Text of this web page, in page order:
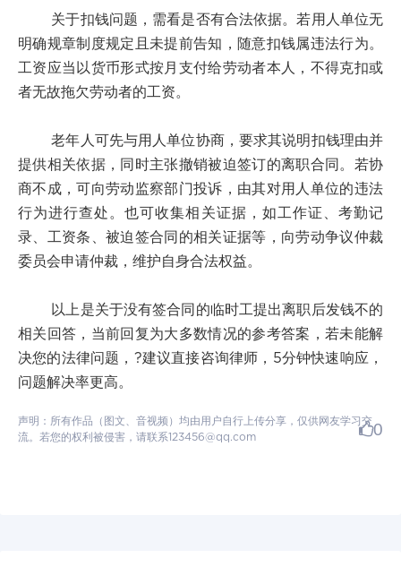
关于扣钱问题，需看是否有合法依据。若用人单位无
明确规章制度规定且未提前告知，随意扣钱属违法行为。
工资应当以货币形式按月支付给劳动者本人，不得克扣或
者无故拖欠劳动者的工资。
老年人可先与用人单位协商，要求其说明扣钱理由并
提供相关依据，同时主张撤销被迫签订的离职合同。若协
商不成，可向劳动监察部门投诉，由其对用人单位的违法
行为进行查处。也可收集相关证据，如工作证、考勤记
录、工资条、被迫签合同的相关证据等，向劳动争议仲裁
委员会申请仲裁，维护自身合法权益。
以上是关于没有签合同的临时工提出离职后发钱不的
相关回答，当前回复为大多数情况的参考答案，若未能解
决您的法律问题，?建议直接咨询律师，5分钟快速响应，
问题解决率更高。
声明：所有作品（图文、音视频）均由用户自行上传分享，仅供网友学习交
流。若您的权利被侵害，请联系123456@qq.com
0